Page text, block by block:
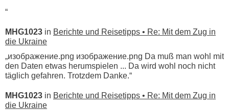
“
MHG1023 in Berichte und Reisetipps • Re: Mit dem Zug in
die Ukraine
„изображение.png изображение.png Da muß man wohl mit
den Daten etwas herumspielen ... Da wird wohl noch nicht
täglich gefahren. Trotzdem Danke.“
MHG1023 in Berichte und Reisetipps • Re: Mit dem Zug in
die Ukraine